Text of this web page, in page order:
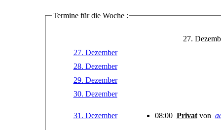
Termine für die Woche :
27.
27. Dezember
28. Dezember
29. Dezember
30. Dezember
31. Dezember 08:00 Privat von